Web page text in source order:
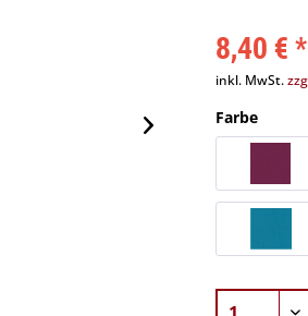
8,40 € *
inkl. MwSt.
Farbe